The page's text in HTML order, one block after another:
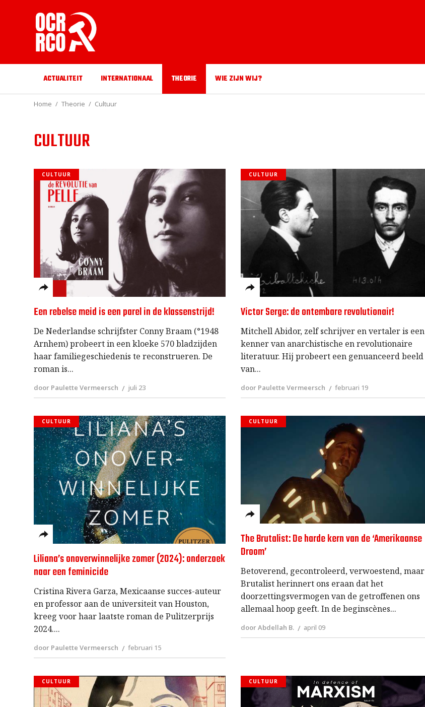
ACTUALITEIT INTERNATIONAAL THEORIE WIE ZIJN WIJ?
Home Theorie Cultuur
CULTUUR
CULTUUR
Een rebelse meid is een parel in de klassenstrijd!
De Nederlandse schrijfster Conny Braam (°1948
Arnhem) probeert in een kloeke 570 bladzijden
haar familiegeschiedenis te reconstrueren. De
roman is
door Paulette Vermeersch juli 23
CULTUUR
Victor Serge: de ontembare revolutionair!
Mitchell Abidor, zelf schrijver en vertaler is een
kenner van anarchistische en revolutionaire
literatuur. Hij probeert een genuanceerd beeld
van
door Paulette Vermeersch februari 19
CULTUUR
Liliana’s onoverwinnelijke zomer (2024): onderzoek
naar een feminicide
Cristina Rivera Garza, Mexicaanse succes-auteur
en professor aan de universiteit van Houston,
kreeg voor haar laatste roman de Pulitzerprijs
2024.
door Paulette Vermeersch februari 15
CULTUUR
The Brutalist: De harde kern van de ‘Amerikaanse
Droom’
Betoverend, gecontroleerd, verwoestend, maar
Brutalist herinnert ons eraan dat het
doorzettingsvermogen van de getroffenen ons
allemaal hoop geeft. In de beginscènes
door Abdellah B. april 09
CULTUUR CULTUUR